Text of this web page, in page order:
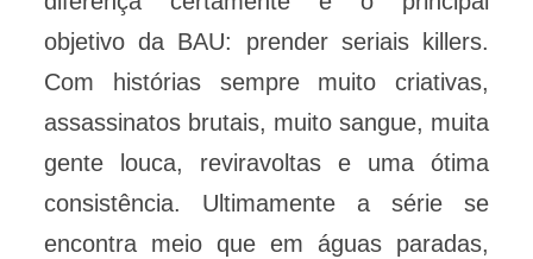
objetivo da BAU: prender seriais killers.
Com histórias sempre muito criativas,
assassinatos brutais, muito sangue, muita
gente louca, reviravoltas e uma ótima
consistência. Ultimamente a série se
encontra meio que em águas paradas,